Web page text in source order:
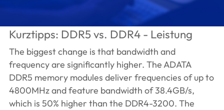
Kurztipps: DDR5 vs. DDR4 - Leistung
The biggest change is that bandwidth and
frequency are significantly higher. The ADATA
DDR5 memory modules deliver frequencies of up to
4800MHz and feature bandwidth of 38.4GB/s,
which is 50% higher than the DDR4-3200. The